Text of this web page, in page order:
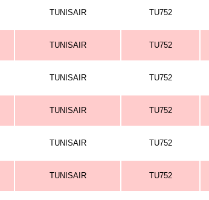
TUNISAIR TU752
TUNISAIR TU752
TUNISAIR TU752
TUNISAIR TU752
TUNISAIR TU752
TUNISAIR TU752